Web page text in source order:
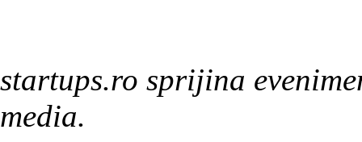
startups.ro sprijina
media.